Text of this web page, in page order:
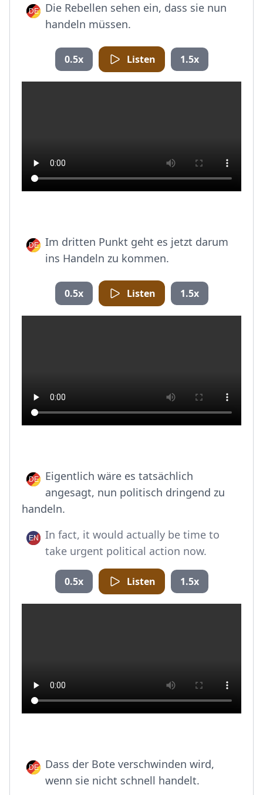
Die Rebellen sehen ein, dass sie nun
handeln müssen.
0.5x Listen 1.5x
Im dritten Punkt geht es jetzt darum
ins Handeln zu kommen.
0.5x Listen 1.5x
Eigentlich wäre es tatsächlich
angesagt, nun politisch dringend zu
handeln.
In fact, it would actually be time to
take urgent political action now.
0.5x Listen 1.5x
Dass der Bote verschwinden wird,
wenn sie nicht schnell handelt.